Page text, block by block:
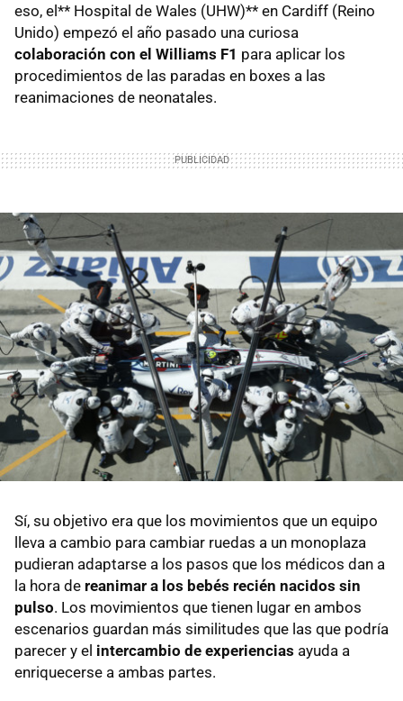
eso, el** Hospital de Wales (UHW)** en Cardiff (Reino
Unido) empezó el año pasado una curiosa
colaboración con el Williams F1 para aplicar los
procedimientos de las paradas en boxes a las
reanimaciones de neonatales.
Sí, su objetivo era que los movimientos que un equipo
lleva a cambio para cambiar ruedas a un monoplaza
pudieran adaptarse a los pasos que los médicos dan a
la hora de reanimar a los bebés recién nacidos sin
pulso. Los movimientos que tienen lugar en ambos
escenarios guardan más similitudes que las que podría
parecer y el intercambio de experiencias ayuda a
enriquecerse a ambas partes.